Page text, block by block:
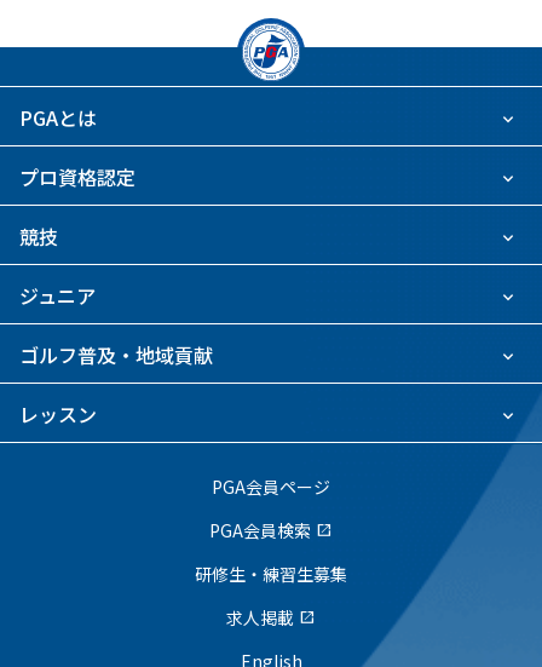
PGAとは
プロ資格認定
競技
ジュニア
ゴルフ普及・地域貢献
レッスン
PGA会員ページ
PGA会員検索 open_in_new
研修生・練習生募集
求人掲載 open_in_new
English